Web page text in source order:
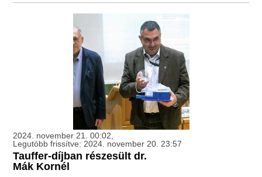
2024. november 21. 00:02,
Legutóbb frissítve: 2024. november 20. 23:57
Tauffer-díjban részesült dr.
Mák Kornél